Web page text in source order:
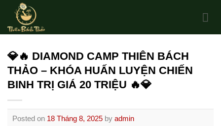
content
💎🔥 DIAMOND CAMP THIÊN BÁCH
THẢO – KHÓA HUẤN LUYỆN CHIẾN
BINH TRỊ GIÁ 20 TRIỆU 🔥💎
Posted on 18 Tháng 8, 2025 by admin